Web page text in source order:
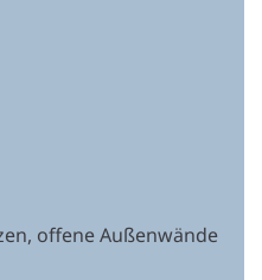
offene Außenwände